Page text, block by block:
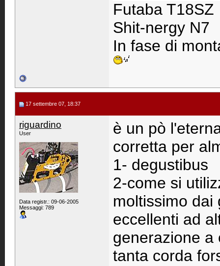
Futaba T18SZ
Shit-nergy N7
In fase di
17 settembre 07, 18:37
riguardino
User
Data registr.: 09-06-2005
Messaggi: 789
è un pò
corretta per
1- degustibus
2-come si
moltissimo dai
eccellenti ad
generazione a
tanta corda